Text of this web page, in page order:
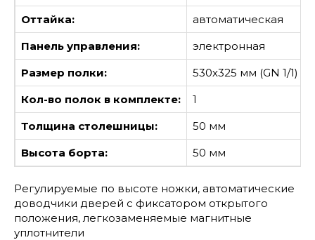
Оттайка:
автоматическая
Панель управления:
электронная
Размер полки:
530х325 мм (GN 1/1)
Кол-во полок в комплекте:
1
Толщина столешницы:
50 мм
Высота борта:
50 мм
Регулируемые по высоте ножки, автоматические
доводчики дверей с фиксатором открытого
положения, легкозаменяемые магнитные
уплотнители